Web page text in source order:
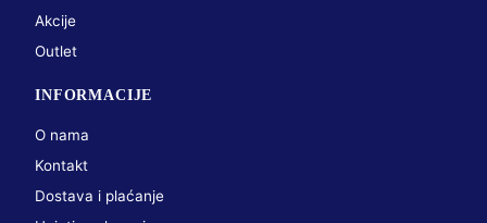
Akcije
Outlet
INFORMACIJE
O nama
Kontakt
Dostava i plaćanje